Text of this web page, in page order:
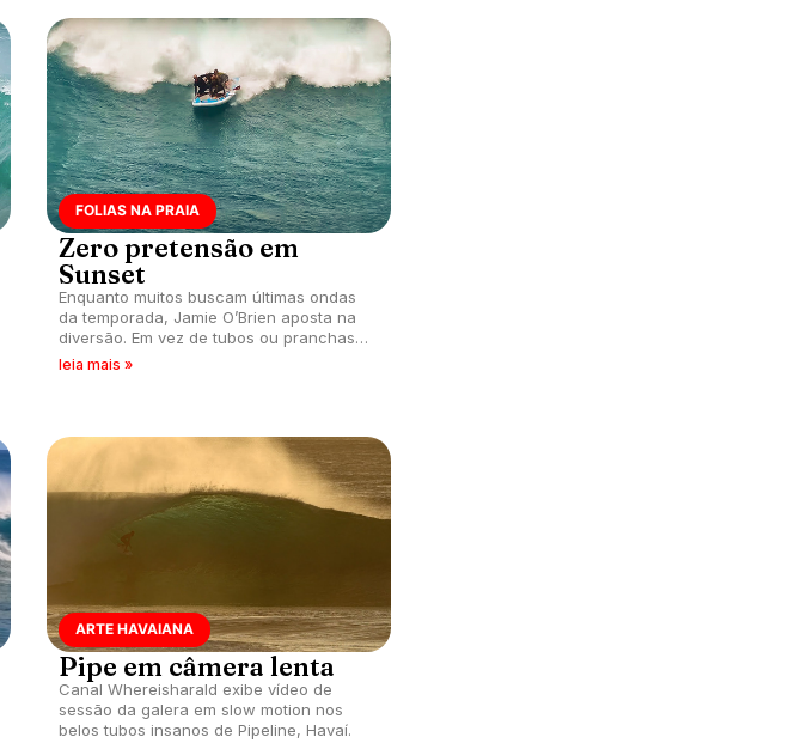
FOLIAS NA PRAIA
Zero pretensão em
Sunset
Enquanto muitos buscam últimas ondas
da temporada, Jamie O’Brien aposta na
diversão. Em vez de tubos ou pranchas
high-performance, ele reúne amigos e
leia mais »
ARTE HAVAIANA
Pipe em câmera lenta
Canal Whereisharald exibe vídeo de
sessão da galera em slow motion nos
belos tubos insanos de Pipeline, Havaí.